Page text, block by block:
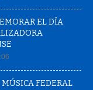
EL DÍA
FEDERAL